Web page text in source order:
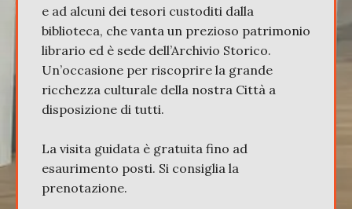
e ad alcuni dei tesori custoditi dalla
biblioteca, che vanta un prezioso patrimonio
librario ed è sede dell’Archivio Storico.
Un’occasione per riscoprire la grande
ricchezza culturale della nostra Città a
disposizione di tutti.
La visita guidata è gratuita fino ad
esaurimento posti. Si consiglia la
prenotazione.